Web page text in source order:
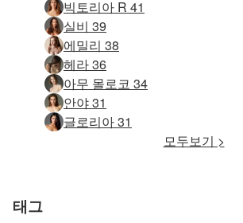
빅토리아 R 41
실비 39
에밀리 38
헤라 36
아무 몰로코 34
안야 31
글로리아 31
모두보기 >
태그